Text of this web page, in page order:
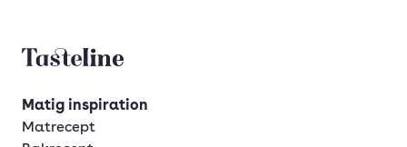
Tasteline startsida
Matig inspiration
Matrecept